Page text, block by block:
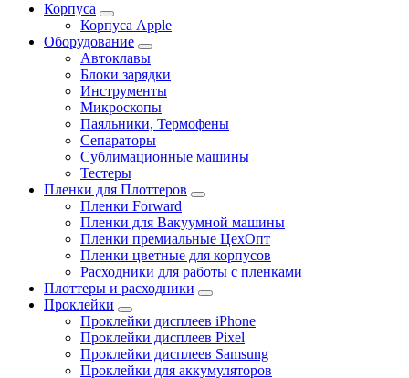
Корпуса
Корпуса Apple
Оборудование
Автоклавы
Блоки зарядки
Инструменты
Микроскопы
Паяльники, Термофены
Сепараторы
Сублимационные машины
Тестеры
Пленки для Плоттеров
Пленки Forward
Пленки для Вакуумной машины
Пленки премиальные ЦехОпт
Пленки цветные для корпусов
Расходники для работы с пленками
Плоттеры и расходники
Проклейки
Проклейки дисплеев iPhone
Проклейки дисплеев Pixel
Проклейки дисплеев Samsung
Проклейки для аккумуляторов